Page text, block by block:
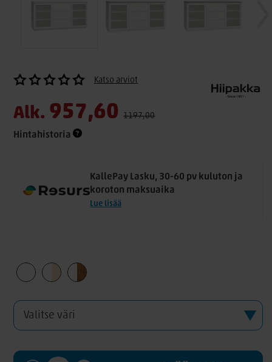
Katso arviot
Alk. 957,60 1197,00
Hintahistoria
KallePay Lasku, 30-60 pv kuluton ja
koroton maksuaika
Lue lisää